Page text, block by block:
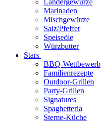
Ländergewürze
Marinaden
Mischgewürze
Salz/Pfeffer
Speiseöle
Würzbutter
Stars
BBQ-Wettbewerb
Familienrezepte
Outdoor-Grillen
Party-Grillen
Signatures
Spaghetteria
Sterne-Küche